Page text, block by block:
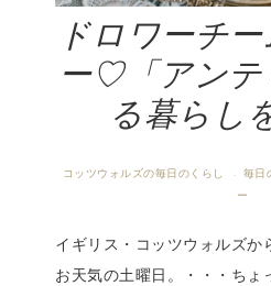
ドロワーチ
ー♡「アンテ
る暮らし
コッツウォルズの毎日のくらし · 毎日
ー
イギリス・コッツウォルズか
お天気の土曜日。・・・ちょ